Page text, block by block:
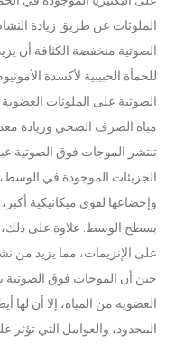
الملوثات عن طريق زيادة
الصوتية منخفضة الكثافة أن
للحمأة الحبيبية لأكسدة
الصوتية على الملوثات
مياه الصرف الصحي وزيادة
تنتشر الموجات فوق الصوتية
الجزيئات الموجودة في
وإخضاعها لقوى ميكانيكية
بسطح الوسط. علاوة على
على الإنزيمات، مما يزيد من
حين أن الموجات فوق الصوتية
العضوية من المياه، إلا أن لها
المحدود، والعوامل التي